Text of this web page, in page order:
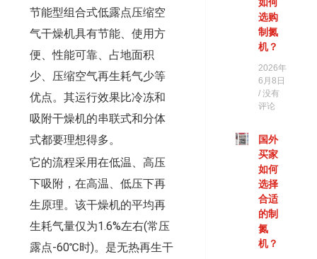
节能型组合式低露点压缩空
气干燥机具有节能、使用方
便、性能可靠、占地面积
少、压缩空气再生耗气少等
优点。其运行效果比冷冻和
吸附干燥机的串联式和分体
式都要理想得多。
它的流程采用在低温、高压
下吸附，在高温、低压下再
生原理。该干燥机的平均再
生耗气量仅为1.6%左右(常压
露点-60℃时)。是无热再生干
选购
制氮
机？
2026年
6月8日
没有
评论
国外
买家
如何
选择
合适
的制
氮
机？